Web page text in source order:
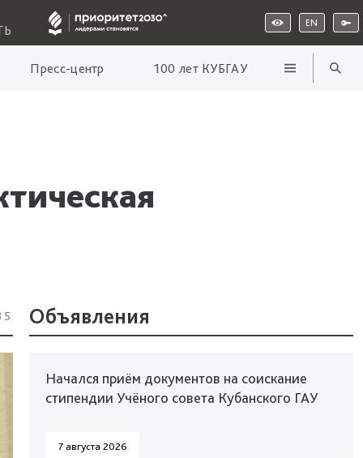
EN
Пресс-центр 100 лет КУБГАУ
Объявления
Начался приём документов на соискание
стипендии Учёного совета Кубанского ГАУ
7 августа 2026